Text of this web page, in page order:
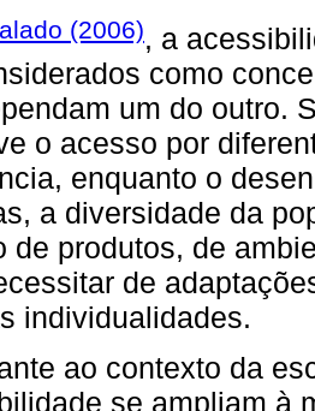
(2006), a
como
um do outro.
o acesso por
enquanto o
a diversidade da
de produtos, de
de
individualidades.
ao contexto da
se ampliam à